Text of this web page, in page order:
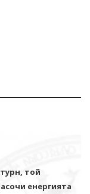
той
енергията